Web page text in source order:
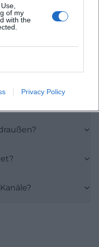
of my
with the
Privacy Policy